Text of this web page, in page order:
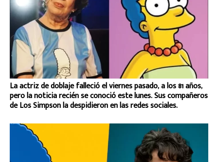
La actriz de doblaje falleció el viernes pasado, a los 81 años,
pero la noticia recién se conoció este lunes. Sus compañeros
de Los Simpson la despidieron en las redes sociales.